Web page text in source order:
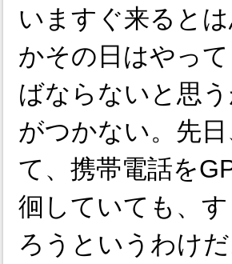
いますぐ来ると
かその日はやっ
ばならないと思
がつかない。先
て、携帯電話を
徊していても、
ろうというわけだ